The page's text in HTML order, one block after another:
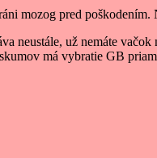
mozog pred
neustále, už nemáte
má vybratie GB